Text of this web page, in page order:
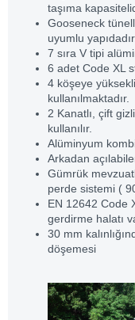
taşıma
Gooseneck
uyumlu yapıdadır.
7 sıra V tipi
6 adet Code XL
4 köşeye
kullanılmaktadır.
2 Kanatlı, çift
kullanılır.
Alüminyum
Arkadan
Gümrük
perde sistemi (
EN 12642 Code
gerdirme halatı
30 mm
döşemesi